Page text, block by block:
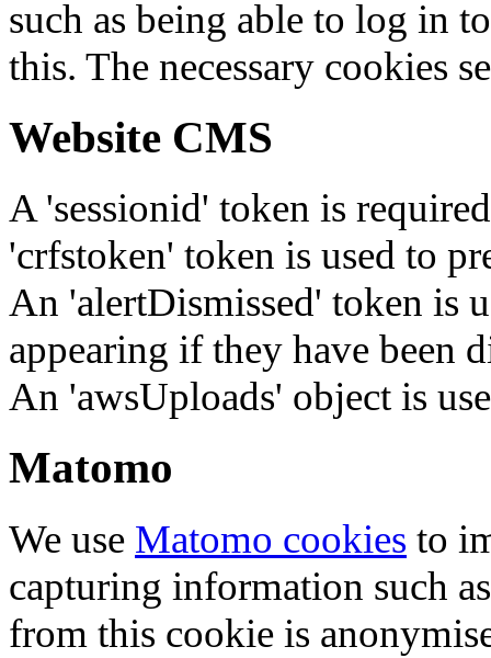
such as being able to log in
this. The necessary cookies
Website CMS
A 'sessionid' token is
'crfstoken' token is used to
An 'alertDismissed' token is
appearing if they have been
An 'awsUploads' object is
Matomo
We use Matomo cookies to
capturing information such
from this cookie is